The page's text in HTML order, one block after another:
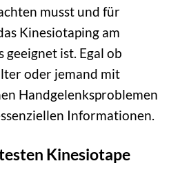
musst und für
Kinesiotaping am
geeignet ist. Egal ob
oder jemand mit
Handgelenksproblemen
Informationen.
Kinesiotape